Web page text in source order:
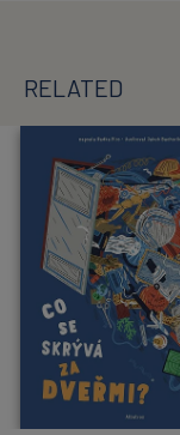
RELATED